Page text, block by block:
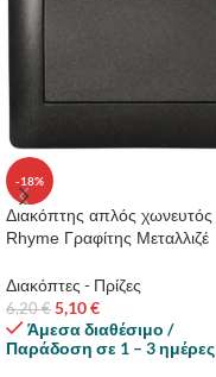
-18%
Διακόπτης απλός χωνευτός
Rhyme Γραφίτης Μεταλλιζέ
Διακόπτες - Πρίζες
6,20€ 5,10€
Άμεσα διαθέσιμο /
Παράδοση σε 1 – 3 ημέρες